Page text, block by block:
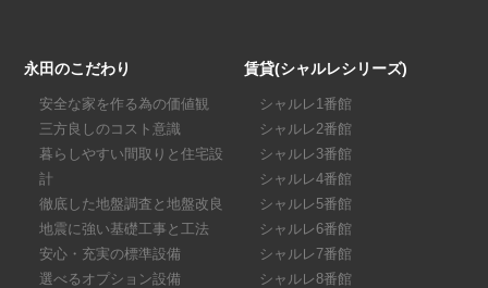
永田のこだわり
安全な家を作る為の価値観
三方良しのコスト意識
暮らしやすい間取りと住宅設
計
徹底した地盤調査と地盤改良
地震に強い基礎工事と工法
安心・充実の標準設備
選べるオプション設備
賃貸(シャルレシリーズ)
シャルレ1番館
シャルレ2番館
シャルレ3番館
シャルレ4番館
シャルレ5番館
シャルレ6番館
シャルレ7番館
シャルレ8番館